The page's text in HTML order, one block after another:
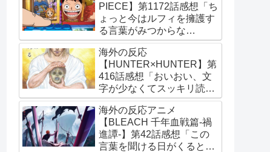
PIECE】第1172話感想「ち
ょっと今はルフィを擁護す
る言葉がみつからな
い･･･」
海外の反応
【HUNTER×HUNTER】第
416話感想「おいおい、文
字が少なくてスッキリ読め
るぞ！！」
海外の反応アニメ
【BLEACH 千年血戦篇-禍
進譚-】第42話感想「この
言葉を聞ける日がくると